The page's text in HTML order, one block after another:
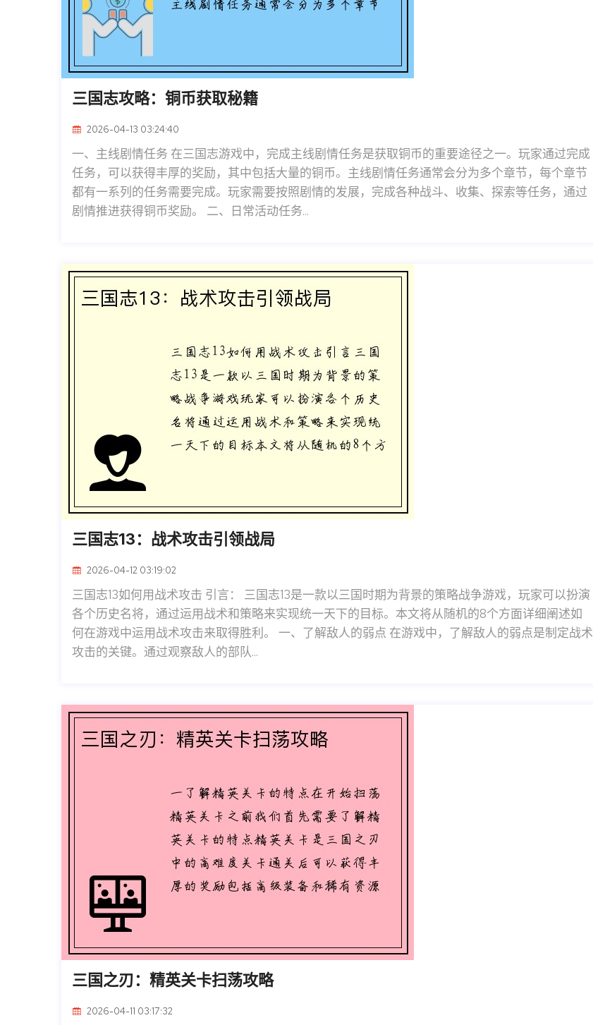
三国志攻略：铜币获取秘籍
2026-04-13 03:24:40
一、主线剧情任务 在三国志游戏中，完成主线剧情任务是获取铜币的重要途径之一。玩家通过完成
任务，可以获得丰厚的奖励，其中包括大量的铜币。主线剧情任务通常会分为多个章节，每个章节
都有一系列的任务需要完成。玩家需要按照剧情的发展，完成各种战斗、收集、探索等任务，通过
剧情推进获得铜币奖励。 二、日常活动任务...
三国志13：战术攻击引领战局
2026-04-12 03:19:02
三国志13如何用战术攻击 引言： 三国志13是一款以三国时期为背景的策略战争游戏，玩家可以扮演
各个历史名将，通过运用战术和策略来实现统一天下的目标。本文将从随机的8个方面详细阐述如
何在游戏中运用战术攻击来取得胜利。 一、了解敌人的弱点 在游戏中，了解敌人的弱点是制定战术
攻击的关键。通过观察敌人的部队...
三国之刃：精英关卡扫荡攻略
2026-04-11 03:17:32